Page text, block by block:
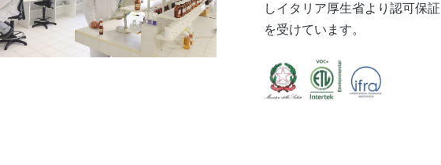
しイタリア厚生省より認可保証
を受けています。